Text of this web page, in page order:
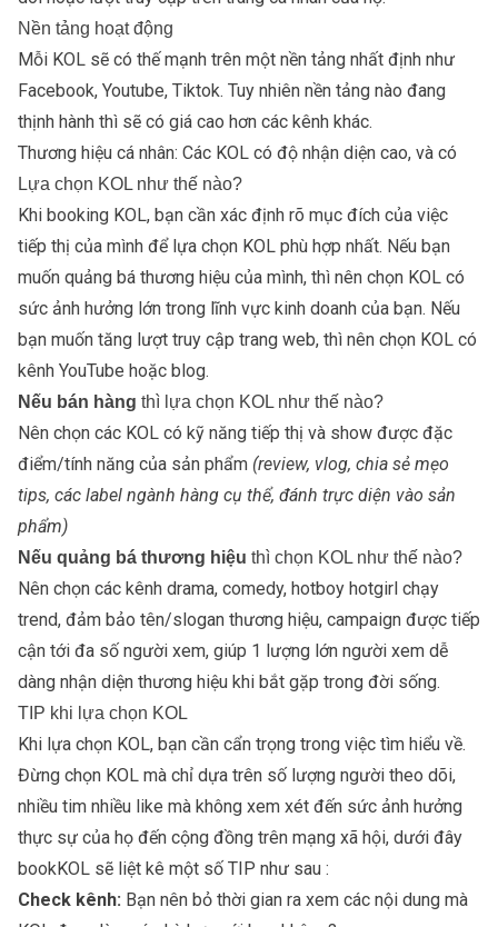
Nền tảng hoạt động
Mỗi KOL sẽ có thế mạnh trên một nền tảng nhất định như
Facebook, Youtube, Tiktok. Tuy nhiên nền tảng nào đang
thịnh hành thì sẽ có giá cao hơn các kênh khác.
Thương hiệu cá nhân: Các KOL có độ nhận diện cao, và có
Lựa chọn KOL như thế nào?
Khi booking KOL, bạn cần xác định rõ mục đích của việc
tiếp thị của mình để lựa chọn KOL phù hợp nhất. Nếu bạn
muốn quảng bá thương hiệu của mình, thì nên chọn KOL có
sức ảnh hưởng lớn trong lĩnh vực kinh doanh của bạn. Nếu
bạn muốn tăng lượt truy cập trang web, thì nên chọn KOL có
kênh YouTube hoặc blog.
Nếu bán hàng thì lựa chọn KOL như thế nào?
Nên chọn các KOL có kỹ năng tiếp thị và show được đặc
điểm/tính năng của sản phẩm (review, vlog, chia sẻ mẹo
tips, các label ngành hàng cụ thể, đánh trực diện vào sản
phẩm)
Nếu quảng bá thương hiệu thì chọn KOL như thế nào?
Nên chọn các kênh drama, comedy, hotboy hotgirl chạy
trend, đảm bảo tên/slogan thương hiệu, campaign được tiếp
cận tới đa số người xem, giúp 1 lượng lớn người xem dễ
dàng nhận diện thương hiệu khi bắt gặp trong đời sống.
TIP khi lựa chọn KOL
Khi lựa chọn KOL, bạn cần cẩn trọng trong việc tìm hiểu về.
Đừng chọn KOL mà chỉ dựa trên số lượng người theo dõi,
nhiều tim nhiều like mà không xem xét đến sức ảnh hưởng
thực sự của họ đến cộng đồng trên mạng xã hội, dưới đây
bookKOL sẽ liệt kê một số TIP như sau :
Check kênh: Bạn nên bỏ thời gian ra xem các nội dung mà